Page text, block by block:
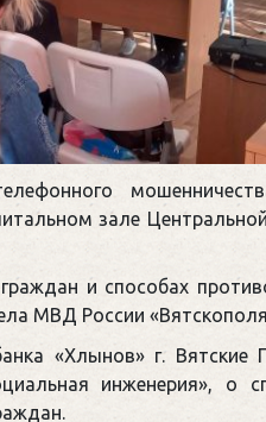
зале
и способах
МВД России
«Хлынов» г. Вятские
инженерия», о